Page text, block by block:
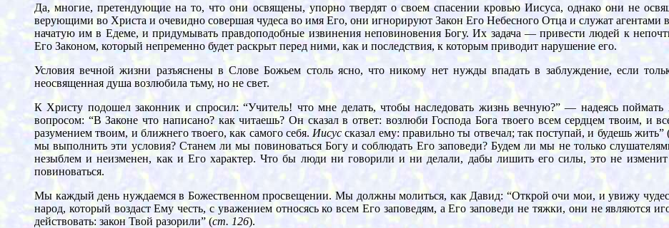
Да, многие, претендующие на то, что они освящены, упорно твердят о своем спасении кровью Иисуса, однако они не
верующими во Христа и очевидно совершая чудеса во имя Его, они игнорируют Закон Его Небесного Отца и служат агентами
начатую им в Едеме, и придумывать правдоподобные извинения неповиновения Богу. Их задача — привести людей к
Его Законом, который непременно будет раскрыт перед ними, как и последствия, к которым приводит нарушение его.
Условия вечной жизни разъяснены в Слове Божьем столь ясно, что никому нет нужды впадать в заблуждение, если
неосвященная душа возлюбила тьму, но не свет.
К Христу подошел законник и спросил: “Учитель! что мне делать, чтобы наследовать жизнь вечную?” — надеясь поймать
вопросом: “В Законе что написано? как читаешь? Он сказал в ответ: возлюби Господа Бога твоего всем сердцем твоим,
разумением твоим, и ближнего твоего, как самого себя. Иисус сказал ему: правильно ты отвечал; так поступай, и будешь жить”
мы выполнить эти условия? Станем ли мы повиноваться Богу и соблюдать Его заповеди? Будем ли мы не только
незыблем и неизменен, как и Его характер. Что бы люди ни говорили и ни делали, дабы лишить его силы, это не изменит
повиноваться.
Мы каждый день нуждаемся в Божественном просвещении. Мы должны молиться, как Давид: “Открой очи мои, и увижу
народ, который воздаст Ему честь, с уважением относясь ко всем Его заповедям, а Его заповеди не тяжки, они не являются
действовать: закон Твой разорили” (ст. 126).